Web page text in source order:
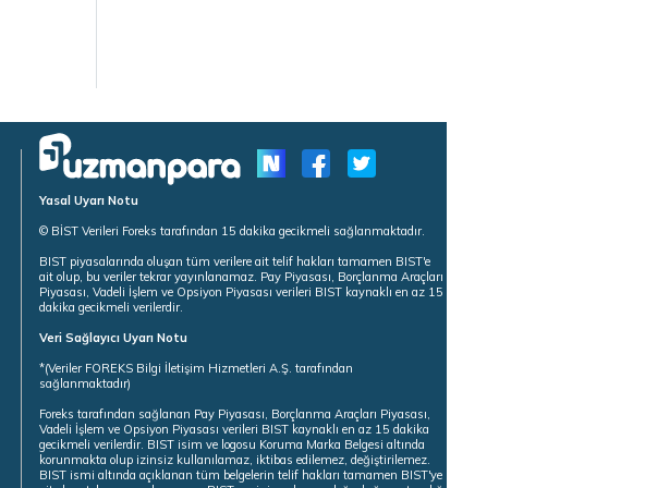
Yasal Uyarı Notu
© BİST Verileri Foreks tarafından 15 dakika gecikmeli sağlanmaktadır.
BIST piyasalarında oluşan tüm verilere ait telif hakları tamamen BIST'e
ait olup, bu veriler tekrar yayınlanamaz. Pay Piyasası, Borçlanma Araçları
Piyasası, Vadeli İşlem ve Opsiyon Piyasası verileri BIST kaynaklı en az 15
dakika gecikmeli verilerdir.
Veri Sağlayıcı Uyarı Notu
*(Veriler FOREKS Bilgi İletişim Hizmetleri A.Ş. tarafından
sağlanmaktadır)
Foreks tarafından sağlanan Pay Piyasası, Borçlanma Araçları Piyasası,
Vadeli İşlem ve Opsiyon Piyasası verileri BIST kaynaklı en az 15 dakika
gecikmeli verilerdir. BIST isim ve logosu Koruma Marka Belgesi altında
korunmakta olup izinsiz kullanılamaz, iktibas edilemez, değiştirilemez.
BIST ismi altında açıklanan tüm belgelerin telif hakları tamamen BIST'ye